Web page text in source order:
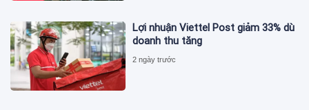
Lợi nhuận Viettel Post giảm 33% dù
doanh thu tăng
2 ngày trước